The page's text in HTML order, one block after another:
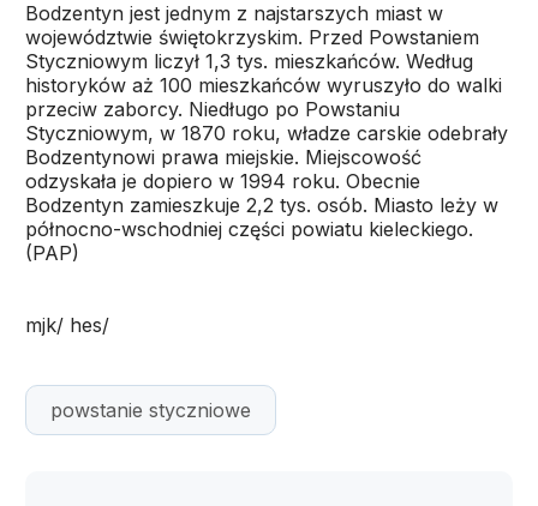
Bodzentyn jest jednym z najstarszych miast w
województwie świętokrzyskim. Przed Powstaniem
Styczniowym liczył 1,3 tys. mieszkańców. Według
historyków aż 100 mieszkańców wyruszyło do walki
przeciw zaborcy. Niedługo po Powstaniu
Styczniowym, w 1870 roku, władze carskie odebrały
Bodzentynowi prawa miejskie. Miejscowość
odzyskała je dopiero w 1994 roku. Obecnie
Bodzentyn zamieszkuje 2,2 tys. osób. Miasto leży w
północno-wschodniej części powiatu kieleckiego.
(PAP)
mjk/ hes/
powstanie styczniowe